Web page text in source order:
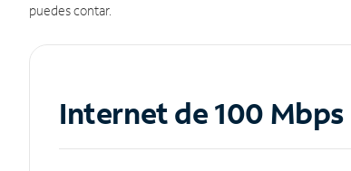
puedes contar.
Internet de 100 Mbps